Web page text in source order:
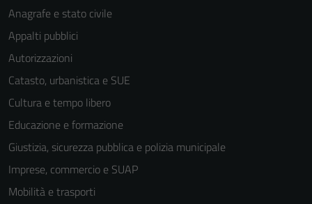
Anagrafe e stato civile
Appalti pubblici
Autorizzazioni
Catasto, urbanistica e SUE
Cultura e tempo libero
Educazione e formazione
Giustizia, sicurezza pubblica e polizia municipale
Imprese, commercio e SUAP
Mobilità e trasporti